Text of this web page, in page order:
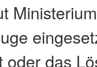
Ministerium
das